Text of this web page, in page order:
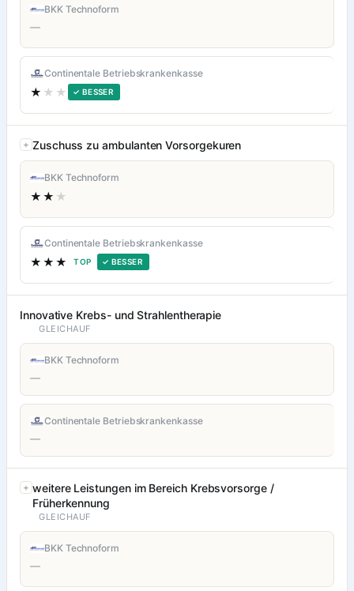
BKK Technoform
—
Continentale Betriebskrankenkasse
★ ★★ ✓ BESSER
Zuschuss zu ambulanten Vorsorgekuren
BKK Technoform
★★ ★
Continentale Betriebskrankenkasse
★★★ TOP ✓ BESSER
Innovative Krebs- und Strahlentherapie
GLEICHAUF
BKK Technoform
—
Continentale Betriebskrankenkasse
—
weitere Leistungen im Bereich Krebsvorsorge /
Früherkennung
GLEICHAUF
BKK Technoform
—